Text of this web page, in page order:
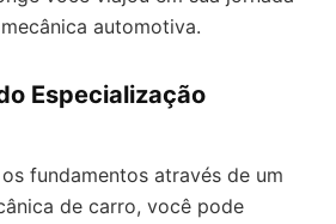
automotiva.
Especialização
fundamentos através de um
de carro, você pode